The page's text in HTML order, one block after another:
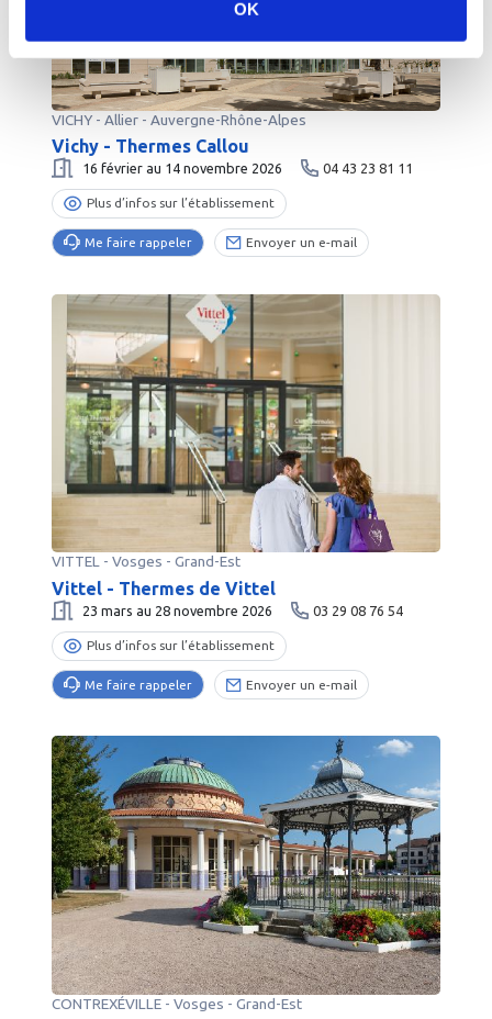
OK
VICHY- Allier- Auvergne-Rhône-Alpes
Vichy - Thermes Callou
16 février au 14 novembre 2026 04 43 23 81 11
Plus d’infos sur l’établissement
Me faire rappeler Envoyer un e-mail
VITTEL- Vosges - Grand-Est
Vittel - Thermes de Vittel
23 mars au 28 novembre 2026 03 29 08 76 54
Plus d’infos sur l’établissement
Me faire rappeler Envoyer un e-mail
CONTREXÉVILLE- Vosges - Grand-Est